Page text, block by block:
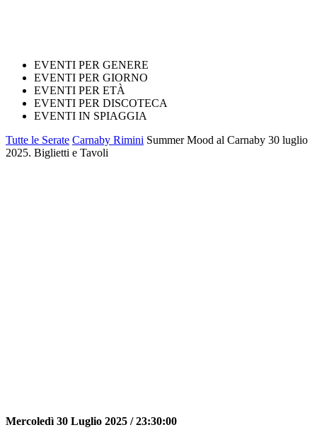
EVENTI PER GENERE
EVENTI PER GIORNO
EVENTI PER ETÀ
EVENTI PER DISCOTECA
EVENTI IN SPIAGGIA
Tutte le Serate Carnaby Rimini Summer Mood al Carnaby 30 luglio
2025. Biglietti e Tavoli
Mercoledì 30 Luglio 2025 /23:30:00